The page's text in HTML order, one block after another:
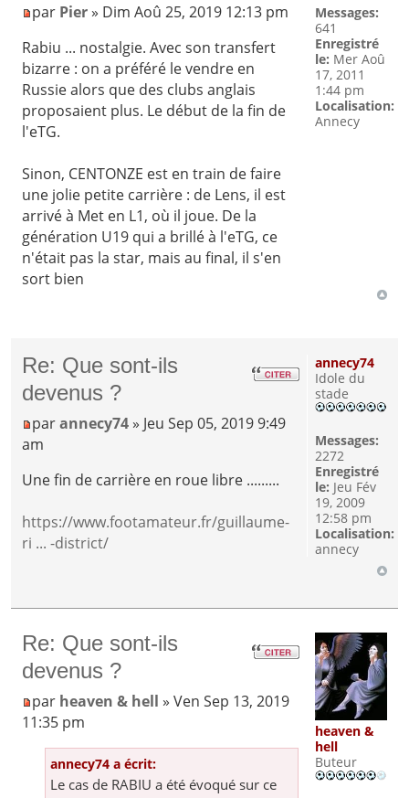
par Pier» Dim Aoû 25, 2019 12:13 pm
Rabiu ... nostalgie. Avec son transfert
bizarre : on a préféré le vendre en
Russie alors que des clubs anglais
proposaient plus. Le début de la fin de
l'eTG.
Sinon, CENTONZE est en train de faire
une jolie petite carrière : de Lens, il est
arrivé à Met en L1, où il joue. De la
génération U19 qui a brillé à l'eTG, ce
n'était pas la star, mais au final, il s'en
sort bien
Messages:
641
Enregistré
le: Mer Aoû
17, 2011
1:44 pm
Localisation:
Annecy
Re: Que sont-ils
devenus ?
parannecy74 » Jeu Sep 05, 2019 9:49
am
Une fin de carrière en roue libre .........
https://www.footamateur.fr/guillaume-
ri ... -district/
annecy74
Idole du
stade
Messages:
2272
Enregistré
le: Jeu Fév
19, 2009
12:58 pm
Localisation:
annecy
Re: Que sont-ils
devenus ?
par heaven & hell » Ven Sep 13, 2019
11:35 pm
annecy74 a écrit:
Le cas de RABIU a été évoqué sur ce
heaven &
hell
Buteur